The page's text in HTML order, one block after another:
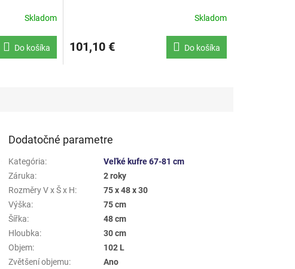
Skladom
Do košíka
Skladom
101,10 € Do košíka
Dodatočné parametre
Kategória:
Veľké kufre 67-81 cm
Záruka:
2 roky
Rozměry V x Š x H:
75 x 48 x 30
Výška:
75 cm
Šířka:
48 cm
Hloubka:
30 cm
Objem:
102 L
Zvětšení objemu:
Ano